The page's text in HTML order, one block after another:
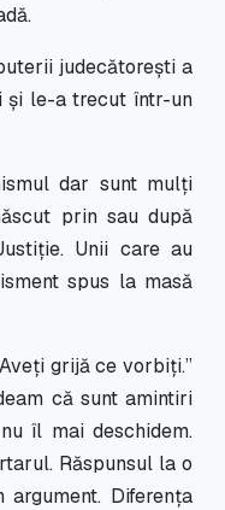
judecătorești a
și le-a trecut într-un
dar sunt mulți
prin sau după
Unii care au
spus la masă
grijă ce vorbiți.”
că sunt amintiri
îl mai deschidem.
Răspunsul la o
Diferența